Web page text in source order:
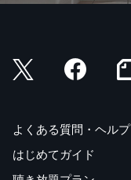
よくある質問・ヘルプ
はじめてガイド